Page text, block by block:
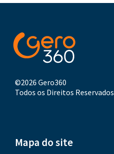
©2026 Gero360
Todos os Direitos Reservados
Mapa do site